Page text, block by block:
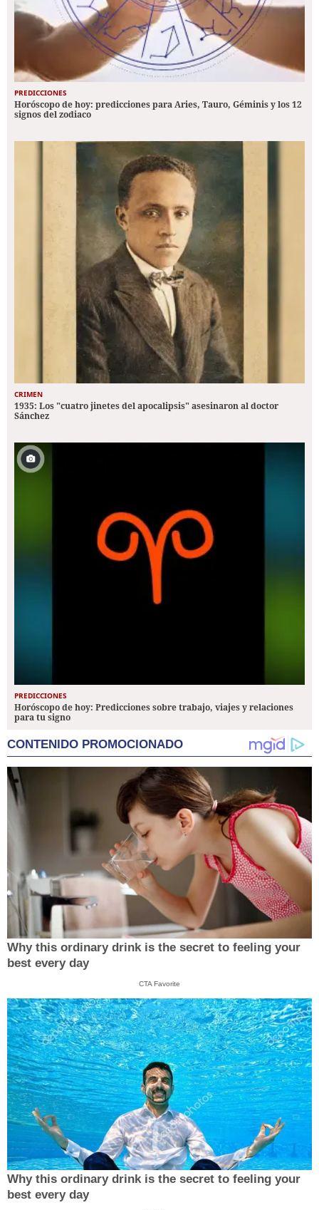
PREDICCIONES
Horóscopo de hoy: predicciones para Aries, Tauro, Géminis y los 12
signos del zodiaco
CRIMEN
1935: Los "cuatro jinetes del apocalipsis" asesinaron al doctor
Sánchez
PREDICCIONES
Horóscopo de hoy: Predicciones sobre trabajo, viajes y relaciones
para tu signo
CONTENIDO PROMOCIONADO
Why this ordinary drink is the secret to feeling your
best every day
CTA Favorite
Why this ordinary drink is the secret to feeling your
best every day